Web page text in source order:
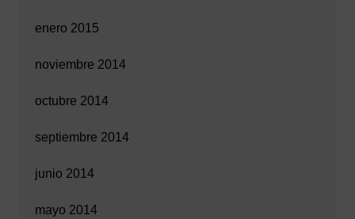
enero 2015
noviembre 2014
octubre 2014
septiembre 2014
junio 2014
mayo 2014